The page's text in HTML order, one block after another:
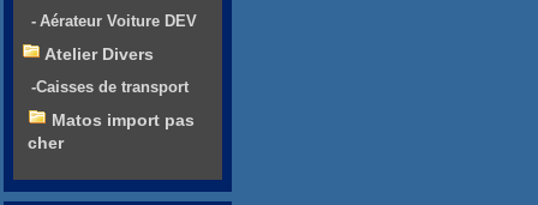
- Aérateur Voiture DEV
Atelier Divers
-Caisses de transport
Matos import pas
cher